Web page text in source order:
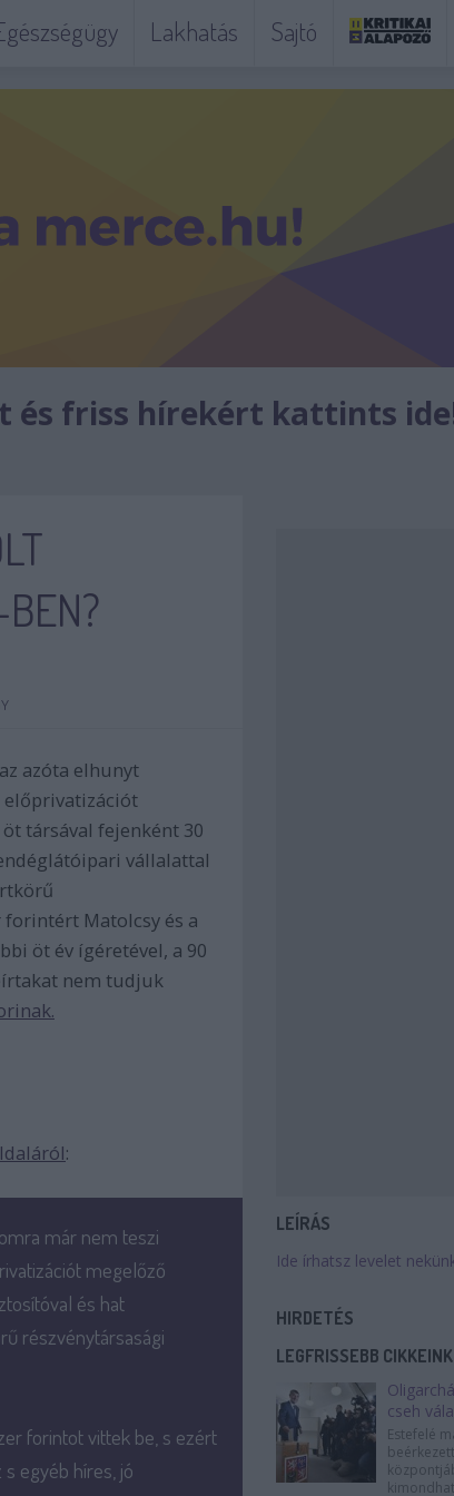
Lakhatás Sajtó
és friss hírekért kattints
azóta elhunyt
előprivatizációt
társával fejenként 30
vállalattal
forintért Matolcsy és a
öt év ígéretével, a 90
nem tudjuk
:
már nem teszi
megelőző
és hat
részvénytársasági
forintot vittek be, s ezért
egyéb híres, jó
LEÍRÁS
Ide írhatsz levelet
HIRDETÉS
LEGFRISSEBB CIKKEINK
cseh
Estefelé